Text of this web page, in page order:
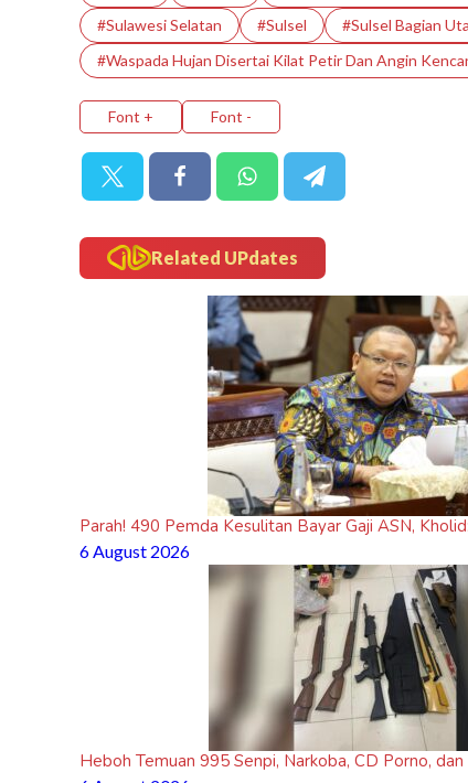
#Sulawesi Selatan
#Sulsel
#Sulsel Bagian
#Waspada Hujan Disertai Kilat Petir Dan Angin
Font + Font -
Related UPdates
Parah! 490 Pemda Kesulitan Bayar Gaji ASN,
6 August 2026
Heboh Temuan 995 Senpi, Narkoba, CD Porno,